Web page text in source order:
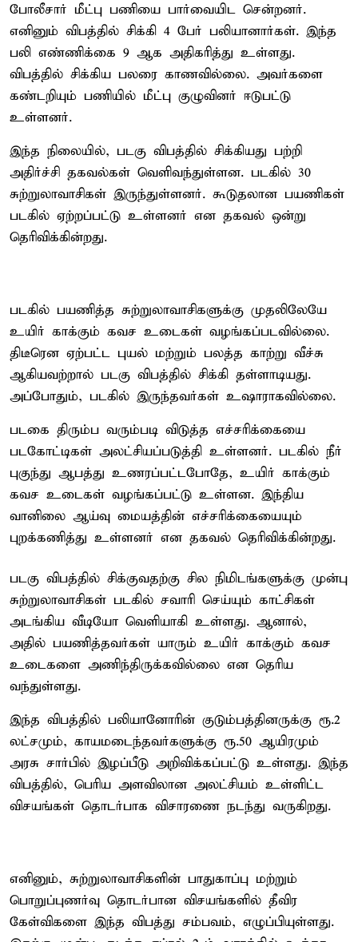
போலீசார் மீட்பு பணியை பார்வையிட சென்றனர்.
எனினும் விபத்தில் சிக்கி 4 பேர் பலியானார்கள். இந்த
பலி எண்ணிக்கை 9 ஆக அதிகரித்து உள்ளது.
விபத்தில் சிக்கிய பலரை காணவில்லை. அவர்களை
கண்டறியும் பணியில் மீட்பு குழுவினர் ஈடுபட்டு
உள்ளனர்.
இந்த நிலையில், படகு விபத்தில் சிக்கியது பற்றி
அதிர்ச்சி தகவல்கள் வெளிவந்துள்ளன. படகில் 30
சுற்றுலாவாசிகள் இருந்துள்ளனர். கூடுதலான பயணிகள்
படகில் ஏற்றப்பட்டு உள்ளனர் என தகவல் ஒன்று
தெரிவிக்கின்றது.
படகில் பயணித்த சுற்றுலாவாசிகளுக்கு முதலிலேயே
உயிர் காக்கும் கவச உடைகள் வழங்கப்படவில்லை.
திடீரென ஏற்பட்ட புயல் மற்றும் பலத்த காற்று வீச்சு
ஆகியவற்றால் படகு விபத்தில் சிக்கி தள்ளாடியது.
அப்போதும், படகில் இருந்தவர்கள் உஷாராகவில்லை.
படகை திரும்ப வரும்படி விடுத்த எச்சரிக்கையை
படகோட்டிகள் அலட்சியப்படுத்தி உள்ளனர். படகில் நீர்
புகுந்து ஆபத்து உணரப்பட்டபோதே, உயிர் காக்கும்
கவச உடைகள் வழங்கப்பட்டு உள்ளன. இந்திய
வானிலை ஆய்வு மையத்தின் எச்சரிக்கையையும்
புறக்கணித்து உள்ளனர் என தகவல் தெரிவிக்கின்றது.
படகு விபத்தில் சிக்குவதற்கு சில நிமிடங்களுக்கு முன்பு
சுற்றுலாவாசிகள் படகில் சவாரி செய்யும் காட்சிகள்
அடங்கிய வீடியோ வெளியாகி உள்ளது. ஆனால்,
அதில் பயணித்தவர்கள் யாரும் உயிர் காக்கும் கவச
உடைகளை அணிந்திருக்கவில்லை என தெரிய
வந்துள்ளது.
இந்த விபத்தில் பலியானோரின் குடும்பத்தினருக்கு ரூ.2
லட்சமும், காயமடைந்தவர்களுக்கு ரூ.50 ஆயிரமும்
அரசு சார்பில் இழப்பீடு அறிவிக்கப்பட்டு உள்ளது. இந்த
விபத்தில், பெரிய அளவிலான அலட்சியம் உள்ளிட்ட
விசயங்கள் தொடர்பாக விசாரணை நடந்து வருகிறது.
எனினும், சுற்றுலாவாசிகளின் பாதுகாப்பு மற்றும்
பொறுப்புணர்வு தொடர்பான விசயங்களில் தீவிர
கேள்விகளை இந்த விபத்து சம்பவம், எழுப்பியுள்ளது.